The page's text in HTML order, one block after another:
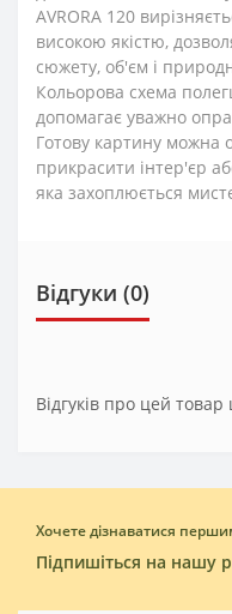
AVRORA 120
високою якістю,
сюжету, об'єм і
Кольорова схема
допомагає уважно
Готову картину
прикрасити інтер'єр
яка захоплюється
Відгуки (0)
Відгуків про цей
Хочете дізнаватися
Підпишіться на нашу